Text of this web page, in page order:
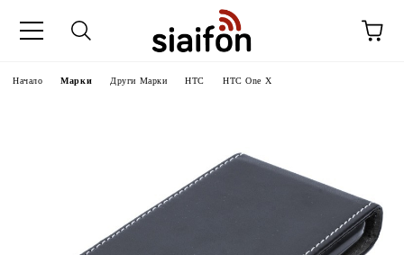
Начало Марки Други Марки HTC HTC One X